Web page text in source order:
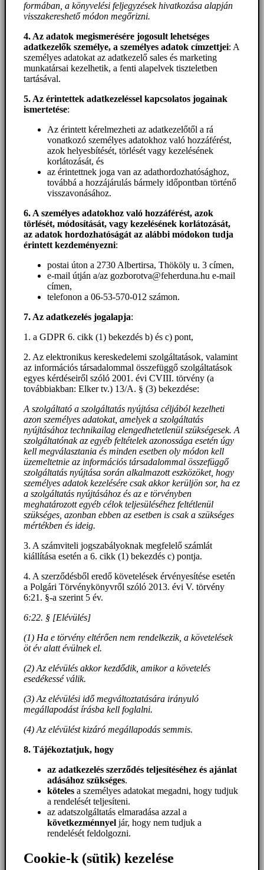
formában, a könyvelési feljegyzések hivatkozása alapján
visszakereshető módon megőrizni.
4. Az adatok megismerésére jogosult lehetséges
adatkezelők személye, a személyes adatok címzettjei: A
személyes adatokat az adatkezelő sales és marketing
munkatársai kezelhetik, a fenti alapelvek tiszteletben
tartásával.
5. Az érintettek adatkezeléssel kapcsolatos jogainak
ismertetése:
Az érintett kérelmezheti az adatkezelőtől a rá
vonatkozó személyes adatokhoz való hozzáférést,
azok helyesbítését, törlését vagy kezelésének
korlátozását, és
az érintettnek joga van az adathordozhatósághoz,
továbbá a hozzájárulás bármely időpontban történő
visszavonásához.
6. A személyes adatokhoz való hozzáférést, azok
törlését, módosítását, vagy kezelésének korlátozását,
az adatok hordozhatóságát az alábbi módokon tudja
érintett kezdeményezni:
postai úton a 2730 Albertirsa, Thököly u. 3 címen,
e-mail útján a/az gozborotva@feherduna.hu e-mail
címen,
telefonon a 06-53-570-012 számon.
7. Az adatkezelés jogalapja:
1. a GDPR 6. cikk (1) bekezdés b) és c) pont,
2. Az elektronikus kereskedelemi szolgáltatások, valamint
az információs társadalommal összefüggő szolgáltatások
egyes kérdéseiről szóló 2001. évi CVIII. törvény (a
továbbiakban: Elker tv.) 13/A. § (3) bekezdése:
A szolgáltató a szolgáltatás nyújtása céljából kezelheti
azon személyes adatokat, amelyek a szolgáltatás
nyújtásához technikailag elengedhetetlenül szükségesek. A
szolgáltatónak az egyéb feltételek azonossága esetén úgy
kell megválasztania és minden esetben oly módon kell
üzemeltetnie az információs társadalommal összefüggő
szolgáltatás nyújtása során alkalmazott eszközöket, hogy
személyes adatok kezelésére csak akkor kerüljön sor, ha ez
a szolgáltatás nyújtásához és az e törvényben
meghatározott egyéb célok teljesüléséhez feltétlenül
szükséges, azonban ebben az esetben is csak a szükséges
mértékben és ideig.
3. A számviteli jogszabályoknak megfelelő számlát
kiállítása esetén a 6. cikk (1) bekezdés c) pontja.
4. A szerződésből eredő követelések érvényesítése esetén
a Polgári Törvénykönyvről szóló 2013. évi V. törvény
6:21. §-a szerint 5 év.
6:22. § [Elévülés]
(1) Ha e törvény eltérően nem rendelkezik, a követelések
öt év alatt évülnek el.
(2) Az elévülés akkor kezdődik, amikor a követelés
esedékessé válik.
(3) Az elévülési idő megváltoztatására irányuló
megállapodást írásba kell foglalni.
(4) Az elévülést kizáró megállapodás semmis.
8. Tájékoztatjuk, hogy
az adatkezelés szerződés teljesítéséhez és ajánlat
adásához szükséges.
köteles a személyes adatokat megadni, hogy tudjuk
a rendelését teljesíteni.
az adatszolgáltatás elmaradása azzal a
következménnyel jár, hogy nem tudjuk a
rendelését feldolgozni.
Cookie-k (sütik) kezelése